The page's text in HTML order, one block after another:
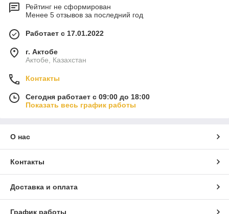
Рейтинг не сформирован
Менее 5 отзывов за последний год
Работает с 17.01.2022
г. Актобе
Актобе, Казахстан
Контакты
Сегодня работает с 09:00 до 18:00
Показать весь график работы
О нас
Контакты
Доставка и оплата
График работы